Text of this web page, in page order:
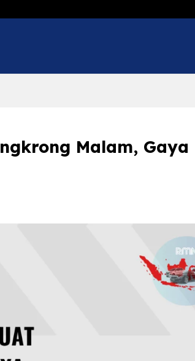
Malam, Gaya